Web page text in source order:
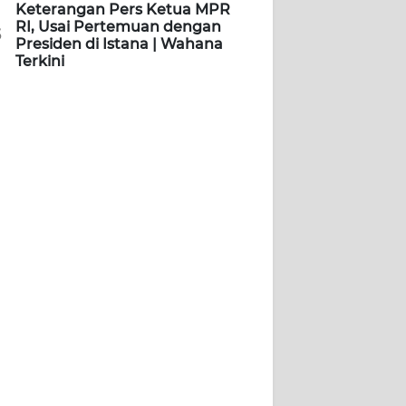
Keterangan Pers Ketua MPR
RI, Usai Pertemuan dengan
Presiden di Istana | Wahana
Terkini